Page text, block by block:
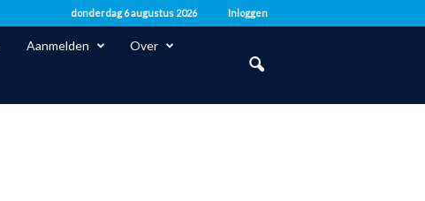
donderdag 6 augustus 2026 Inloggen
Aanmelden Over